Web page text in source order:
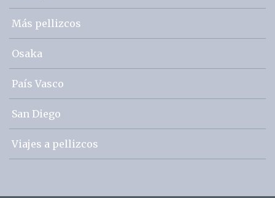
Más pellizcos
Osaka
País Vasco
San Diego
Viajes a pellizcos